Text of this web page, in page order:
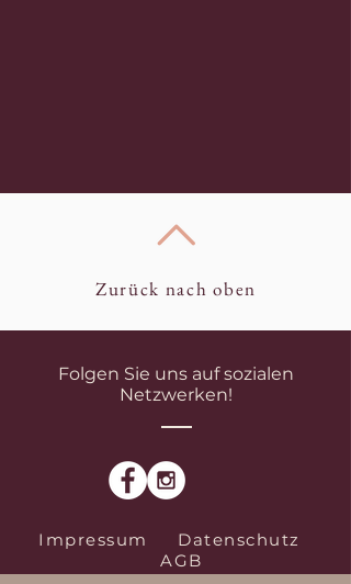
Zurück nach oben
Folgen Sie uns auf sozialen
Netzwerken!
Impressum
Datenschutz
AGB